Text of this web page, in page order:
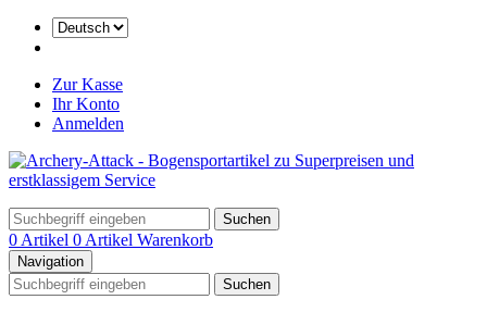
Zur Kasse
Ihr Konto
Anmelden
Suchen
0 Artikel 0 Artikel Warenkorb
Navigation
Suchen